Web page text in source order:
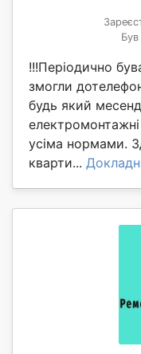
Був
!!!Періодично
змогли
будь який
усіма нормами.
кварти...